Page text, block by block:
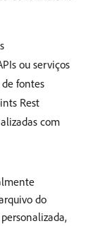
ou serviços
fontes
Rest
com
do